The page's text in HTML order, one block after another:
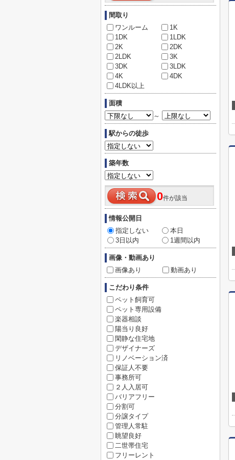
間取り
ワンルーム
1K
1DK
1LDK
2K
2DK
2LDK
3K
3DK
3LDK
4K
4DK
4LDK以上
面積
～
駅からの徒歩
築年数
0件が該当
情報公開日
指定しない
本日
3日以内
1週間以内
画像・動画あり
画像あり
動画あり
こだわり条件
ペット飼育可
ペット専用設備
楽器相談
陽当り良好
閑静な住宅地
デザイナーズ
リノベーション済
保証人不要
事務所可
２人入居可
バリアフリー
分割可
分譲タイプ
管理人常駐
眺望良好
二世帯住宅
フリーレント